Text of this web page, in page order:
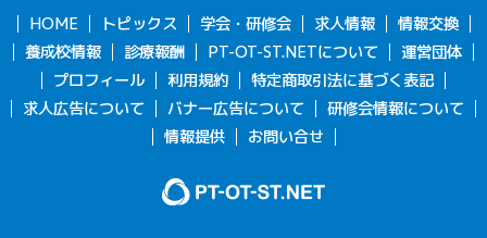
HOME トピックス 学会・研修会 求人情報
情報交換
養成校情報
診療報酬 PT-OT-ST.NETについて
運営団体
プロフィール
利用規約
特定商取引法に基づく表記
求人広告について
バナー広告について
研修会情報について
情報提供
お問い合せ